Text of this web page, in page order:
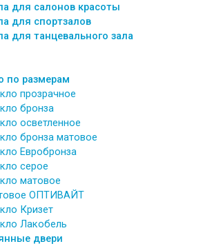
для салонов красоты
для спортзалов
для танцевального зала
по размерам
прозрачное
бронза
осветленное
бронза матовое
Евробронза
серое
матовое
ОПТИВАЙТ
Кризет
Лакобель
двери